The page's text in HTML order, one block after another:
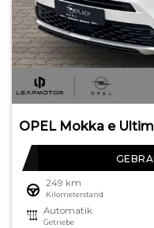
249 km
Kilometerstand
Automatik
Getriebe